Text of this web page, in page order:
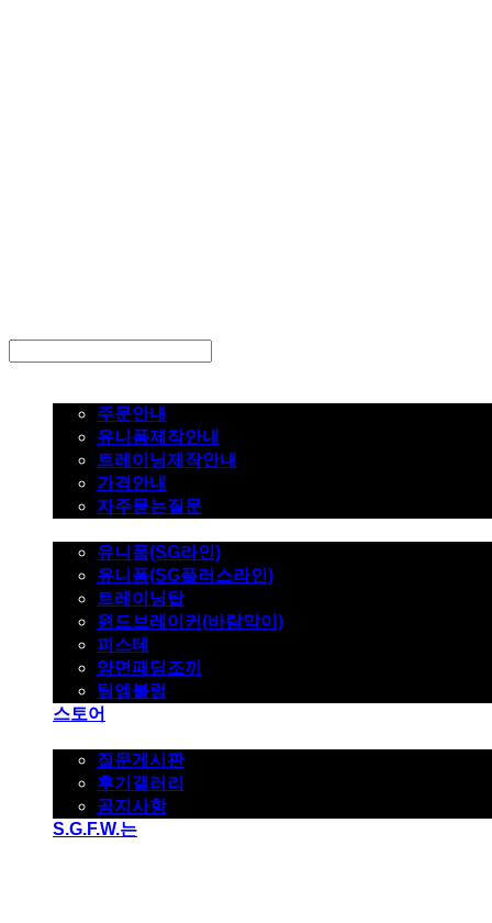
주문안내
유니폼제작안내
트레이닝제작안내
가격안내
자주묻는질문
유니폼(SG라인)
유니폼(SG플러스라인)
트레이닝탑
윈드브레이커(바람막이)
피스테
양면패딩조끼
팀엠블럼
스토어
질문게시판
후기갤러리
공지사항
S.G.F.W.는